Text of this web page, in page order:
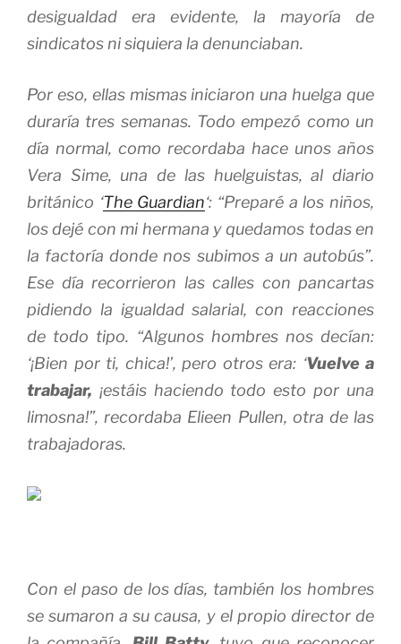
desigualdad era evidente, la mayoría de
sindicatos ni siquiera la denunciaban.
Por eso, ellas mismas iniciaron una huelga que
duraría tres semanas. Todo empezó como un
día normal, como recordaba hace unos años
Vera Sime, una de las huelguistas, al diario
británico ‘The Guardian‘: “Preparé a los niños,
los dejé con mi hermana y quedamos todas en
la factoría donde nos subimos a un autobús”.
Ese día recorrieron las calles con pancartas
pidiendo la igualdad salarial, con reacciones
de todo tipo. “Algunos hombres nos decían:
‘¡Bien por ti, chica!’, pero otros era: ‘Vuelve a
trabajar, ¡estáis haciendo todo esto por una
limosna!”, recordaba Elieen Pullen, otra de las
trabajadoras.
Con el paso de los días, también los hombres
se sumaron a su causa, y el propio director de